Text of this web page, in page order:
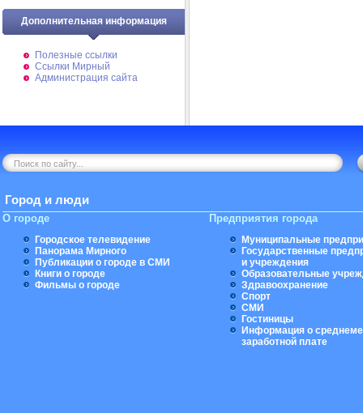
Дополнительная информация
Полезные ссылки
Ссылки Мирный
Администрация сайта
Город и люди
О городе
Городское телевидение
Панорама Мирного
Публикации о городе в СМИ
Книги о городе
Фильмы о городе
Предприятия города
Муниципальные
Государственные
и учреждения
Образовательные
Здравоохранение
Спорт
СМИ
Гостиницы
Информация о
заработной плате